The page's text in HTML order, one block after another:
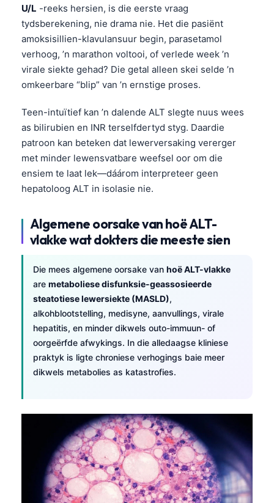
U/L -reeks hersien, is die eerste vraag
tydsberekening, nie drama nie. Het die pasiënt
amoksisillien-klavulansuur begin, parasetamol
verhoog, ’n marathon voltooi, of verlede week ’n
virale siekte gehad? Die getal alleen skei selde ’n
omkeerbare “blip” van ’n ernstige proses.
Teen-intuïtief kan ’n dalende ALT slegte nuus wees
as bilirubien en INR terselfdertyd styg. Daardie
patroon kan beteken dat lewerversaking vererger
met minder lewensvatbare weefsel oor om die
ensiem te laat lek—dáárom interpreteer geen
hepatoloog ALT in isolasie nie.
Algemene oorsake van hoë ALT-
vlakke wat dokters die meeste sien
Die mees algemene oorsake van hoë ALT-vlakke
are metaboliese disfunksie-geassosieerde
steatotiese lewersiekte (MASLD),
alkohblootstelling, medisyne, aanvullings, virale
hepatitis, en minder dikwels outo-immuun- of
oorgeërfde afwykings. In die alledaagse kliniese
praktyk is ligte chroniese verhogings baie meer
dikwels metabolies as katastrofies.